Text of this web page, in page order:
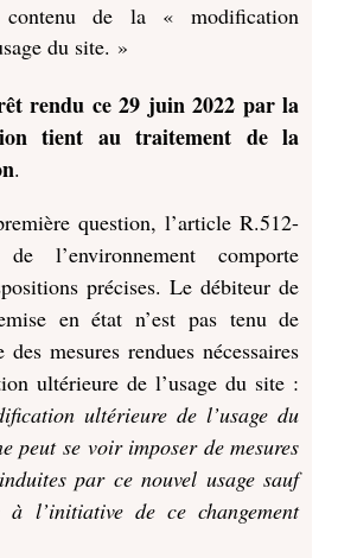
contenu de la « modification
du site. »
rendu ce 29 juin 2022 par la
tient au traitement de la
.
question, l’article R.512-
l’environnement comporte
précises. Le débiteur de
en état n’est pas tenu de
mesures rendues nécessaires
ultérieure de l’usage du site :
ultérieure de l’usage du
peut se voir imposer de mesures
par ce nouvel usage sauf
à l’initiative de ce changement